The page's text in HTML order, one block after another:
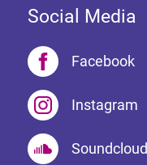
Social Media
Facebook
Instagram
Soundcloud